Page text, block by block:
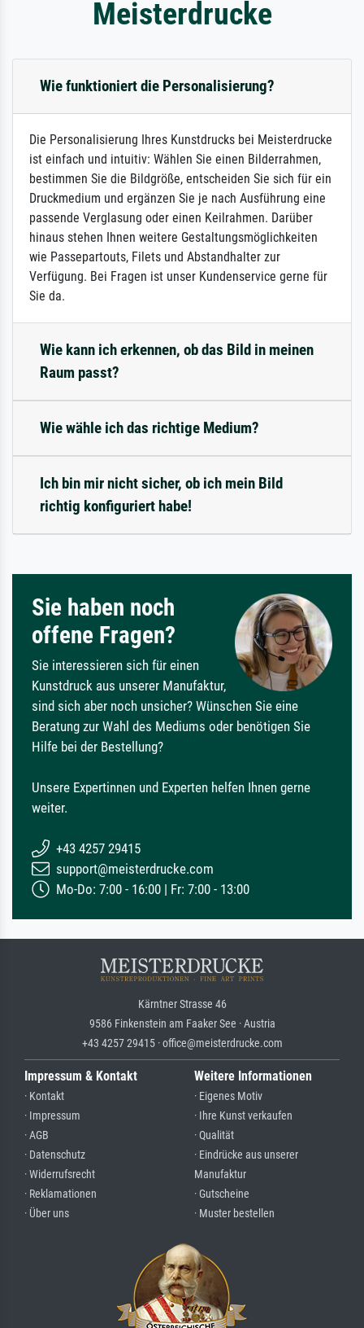
Meisterdrucke
Wie funktioniert die Personalisierung?
Die Personalisierung Ihres Kunstdrucks bei Meisterdrucke
ist einfach und intuitiv: Wählen Sie einen Bilderrahmen,
bestimmen Sie die Bildgröße, entscheiden Sie sich für ein
Druckmedium und ergänzen Sie je nach Ausführung eine
passende Verglasung oder einen Keilrahmen. Darüber
hinaus stehen Ihnen weitere Gestaltungsmöglichkeiten
wie Passepartouts, Filets und Abstandhalter zur
Verfügung. Bei Fragen ist unser Kundenservice gerne für
Sie da.
Wie kann ich erkennen, ob das Bild in meinen
Raum passt?
Wie wähle ich das richtige Medium?
Ich bin mir nicht sicher, ob ich mein Bild
richtig konfiguriert habe!
Sie haben noch
offene Fragen?
Sie interessieren sich für einen
Kunstdruck aus unserer Manufaktur,
sind sich aber noch unsicher? Wünschen Sie eine
Beratung zur Wahl des Mediums oder benötigen Sie
Hilfe bei der Bestellung?
Unsere Expertinnen und Experten helfen Ihnen gerne
weiter.
+43 4257 29415
support@meisterdrucke.com
Mo-Do: 7:00 - 16:00 | Fr: 7:00 - 13:00
Kärntner Strasse 46
9586 Finkenstein am Faaker See · Austria
+43 4257 29415 · office@meisterdrucke.com
Impressum & Kontakt
· Kontakt
· Impressum
· AGB
· Datenschutz
· Widerrufsrecht
· Reklamationen
· Über uns
Weitere Informationen
· Eigenes Motiv
· Ihre Kunst verkaufen
· Qualität
· Eindrücke aus unserer
Manufaktur
· Gutscheine
· Muster bestellen